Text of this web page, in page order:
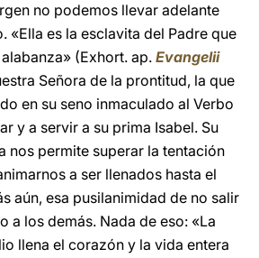
no podemos llevar adelante
«Ella es la esclavita del Padre que
(Exhort. ap.Evangelii
Señora de la prontitud, la que
en su seno inmaculado al Verbo
y a servir a su prima Isabel. Su
nos permite superar la tentación
a ser llenados hasta el
aún, esa pusilanimidad de no salir
a los demás. Nada de eso: «La
llena el corazón y la vida entera